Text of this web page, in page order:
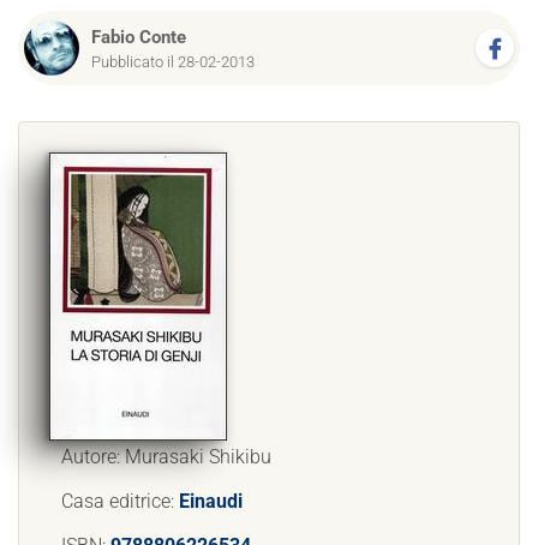
Fabio Conte
Pubblicato il 28-02-2013
Autore: Murasaki Shikibu
Casa editrice: Einaudi